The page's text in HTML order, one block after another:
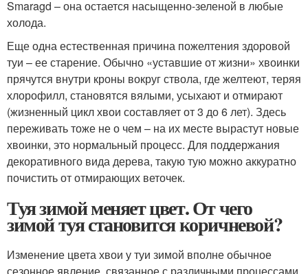
Smaragd – она остается насыщенно-зеленой в любые
холода.
Еще одна естественная причина пожелтения здоровой
туи – ее старение. Обычно «уставшие от жизни» хвоинки
прячутся внутри кроны вокруг ствола, где желтеют, теряя
хлорофилл, становятся вялыми, усыхают и отмирают
(жизненный цикл хвои составляет от 3 до 6 лет). Здесь
переживать тоже не о чем – на их месте вырастут новые
хвоинки, это нормальный процесс. Для поддержания
декоративного вида дерева, такую тую можно аккуратно
почистить от отмирающих веточек.
Туя зимой меняет цвет. От чего
зимой туя становится коричневой?
Изменение цвета хвои у туи зимой вполне обычное